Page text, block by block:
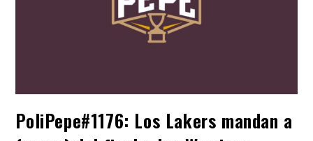
PoliPepe#1176: Los Lakers mandan a